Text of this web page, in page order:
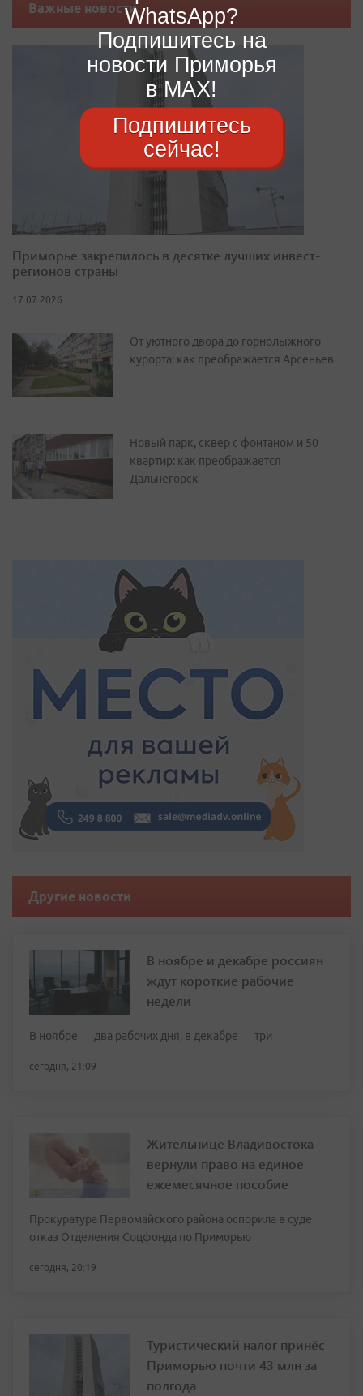
Важные новости
Приморье закрепилось в десятке лучших инвест-
регионов страны
17.07.2026
От уютного двора до горнолыжного
курорта: как преображается Арсеньев
Новый парк, сквер с фонтаном и 50
квартир: как преображается
Дальнегорск
Другие новости
В ноябре и декабре россиян
ждут короткие рабочие
недели
В ноябре — два рабочих дня, в декабре — три
сегодня, 21:09
Жительнице Владивостока
вернули право на единое
ежемесячное пособие
Прокуратура Первомайского района оспорила в суде
отказ Отделения Соцфонда по Приморью
сегодня, 20:19
Туристический налог принёс
Приморью почти 43 млн за
полгода
WhatsApp?
Подпишитесь на
новости Приморья
в MAX!
Подпишитесь
сейчас!